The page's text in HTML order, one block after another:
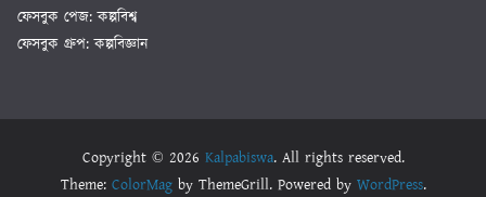
ফেসবুক পেজ: কল্পবিশ্ব
ফেসবুক গ্রুপ: কল্পবিজ্ঞান
Copyright © 2026 Kalpabiswa. All rights reserved.
Theme: ColorMagby ThemeGrill. Powered by WordPress.